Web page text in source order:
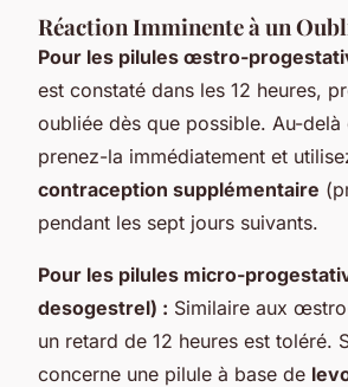
Réaction Imminente à un
Pour les pilules œstro-
est constaté dans les 12 heures,
oubliée dès que possible. Au-delà
prenez-la immédiatement et
contraception supplémentaire
pendant les sept jours suivants.
Pour les pilules micro-
desogestrel) : Similaire aux
un retard de 12 heures est toléré.
concerne une pilule à base de